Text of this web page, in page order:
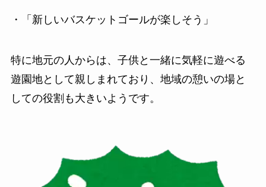
・「新しいバスケットゴールが楽しそう」
特に地元の人からは、子供と一緒に気軽に遊べる
遊園地として親しまれており、地域の憩いの場と
しての役割も大きいようです。